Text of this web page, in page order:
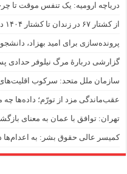
دریاچه ارومیه: یک تنفس موقت تا
از کشتار ۶۷ در زندان تا کشتار ۱۴۰۴ در خیابان
پرونده‌سازی برای امید بهزاد، دانشجوی ۲۱ ساله‌ای که
گزارشی دربارهٔ مرگ نیلوفر حدادی
سازمان ملل متحد: سرکوب
عقب‌ماندگی مزد از تورّم؛ داده‌ها چه
تهران: توافق با عمان به معنای
کمیسر عالی حقوق بشر: به اعدام‌ها